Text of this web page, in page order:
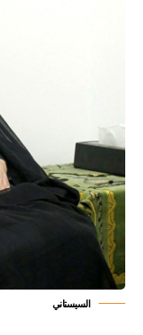
السيستاني